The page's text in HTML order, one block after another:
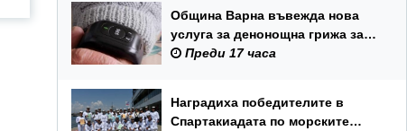
Община Варна въвежда нова
услуга за денонощна грижа за
възрастни хора и лица с трайни
Преди 17 часа
Наградиха победителите в
Спартакиадата по морските